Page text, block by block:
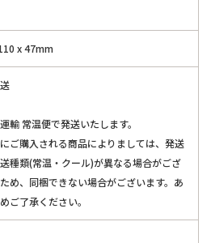
x 47mm
輸 常温便で発送いたします。
ご購入される商品によりましては、発送
種類(常温・クール)が異なる場合がござ
め、同梱できない場合がございます。あ
ご了承ください。